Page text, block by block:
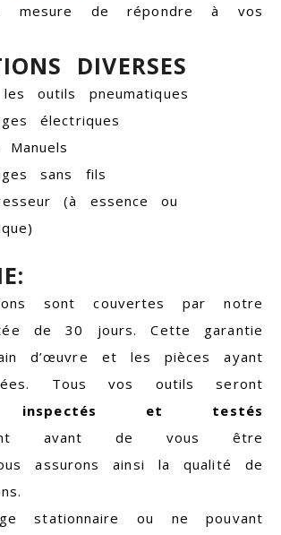
mesure de répondre à vos
DIVERSES
outils pneumatiques
électriques
sans fils
(à essence ou
sont couvertes par notre
de 30 jours. Cette garantie
d’œuvre et les pièces ayant
Tous vos outils seront
inspectés et testés
avant de vous être
assurons ainsi la qualité de
stationnaire ou ne pouvant